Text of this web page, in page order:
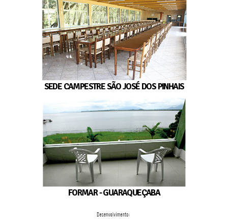
SEDE CAMPESTRE SÃO JOSÉ DOS PINHAIS
FORMAR - GUARAQUEÇABA